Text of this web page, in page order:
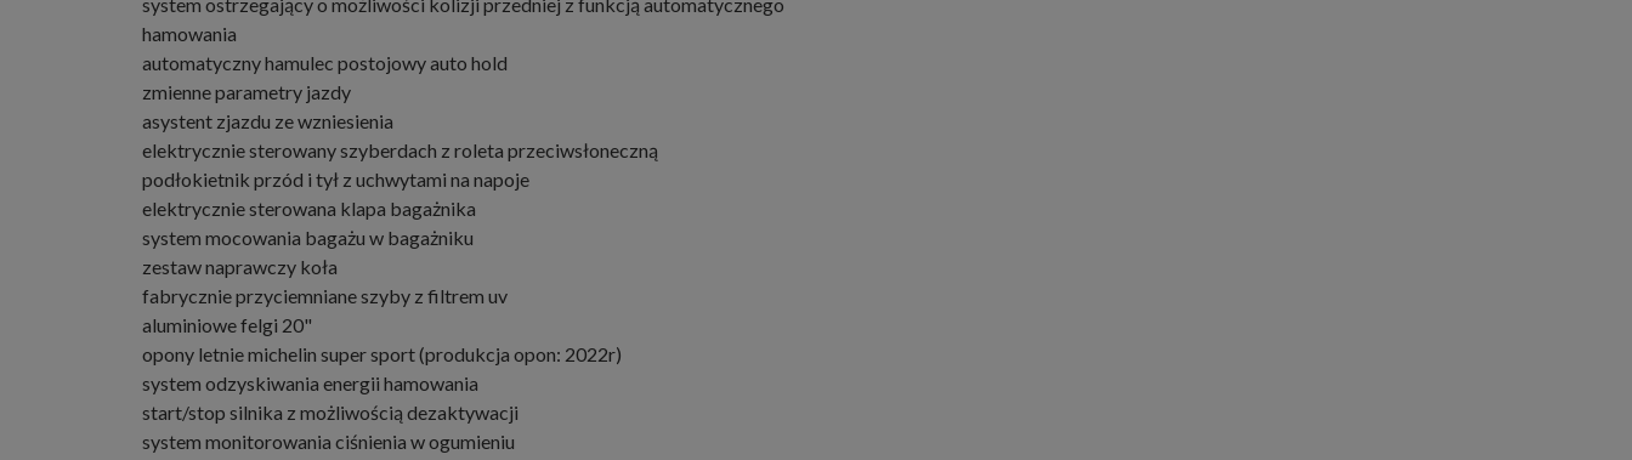
hamowania
automatyczny hamulec postojowy auto hold
zmienne parametry jazdy
asystent zjazdu ze wzniesienia
elektrycznie sterowany szyberdach z roleta przeciwsłoneczną
podłokietnik przód i tył z uchwytami na napoje
elektrycznie sterowana klapa bagażnika
system mocowania bagażu w bagażniku
zestaw naprawczy koła
fabrycznie przyciemniane szyby z filtrem uv
aluminiowe felgi 20"
opony letnie michelin super sport (produkcja opon: 2022r)
system odzyskiwania energii hamowania
start/stop silnika z możliwością dezaktywacji
system monitorowania ciśnienia w ogumieniu